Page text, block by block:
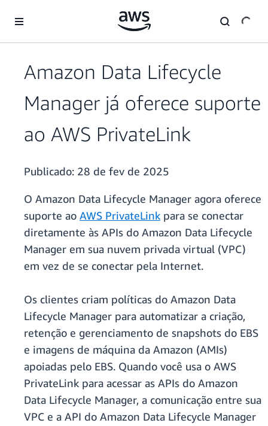
Pular para o conteúdo principal
Amazon Data Lifecycle
Manager já oferece suporte
ao AWS PrivateLink
Publicado: 28 de fev de 2025
O Amazon Data Lifecycle Manager agora oferece
suporte ao AWS PrivateLink para se conectar
diretamente às APIs do Amazon Data Lifecycle
Manager em sua nuvem privada virtual (VPC)
em vez de se conectar pela Internet.
Os clientes criam políticas do Amazon Data
Lifecycle Manager para automatizar a criação,
retenção e gerenciamento de snapshots do EBS
e imagens de máquina da Amazon (AMIs)
apoiadas pelo EBS. Quando você usa o AWS
PrivateLink para acessar as APIs do Amazon
Data Lifecycle Manager, a comunicação entre sua
VPC e a API do Amazon Data Lifecycle Manager